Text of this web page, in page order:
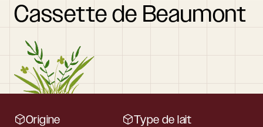
Cassette de Beaumont
Origine Type de lait